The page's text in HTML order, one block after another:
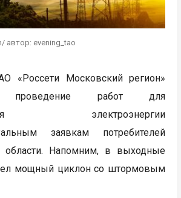
автор: evening_tao
«Россети Московский регион»
проведение работ для
электроэнергии
заявкам потребителей
области. Напомним, в выходные
мощный циклон со штормовым